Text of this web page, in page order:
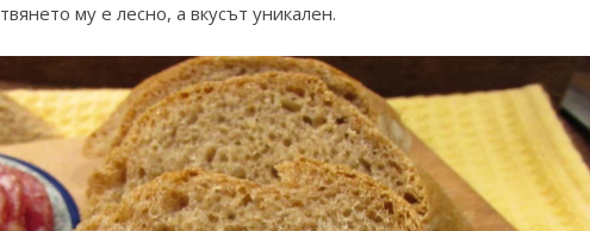
му е лесно, а вкусът уникален.